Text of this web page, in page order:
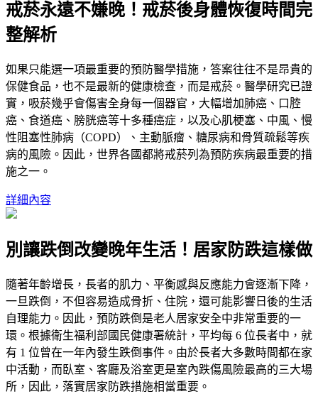
戒菸永遠不嫌晚！戒菸後身體恢復時間完
整解析
如果只能選一項最重要的預防醫學措施，答案往往不是昂貴的
保健食品，也不是最新的健康檢查，而是戒菸。醫學研究已證
實，吸菸幾乎會傷害全身每一個器官，大幅增加肺癌、口腔
癌、食道癌、膀胱癌等十多種癌症，以及心肌梗塞、中風、慢
性阻塞性肺病（COPD）、主動脈瘤、糖尿病和骨質疏鬆等疾
病的風險。因此，世界各國都將戒菸列為預防疾病最重要的措
施之一。
詳細內容
別讓跌倒改變晚年生活！居家防跌這樣做
隨著年齡增長，長者的肌力、平衡感與反應能力會逐漸下降，
一旦跌倒，不但容易造成骨折、住院，還可能影響日後的生活
自理能力。因此，預防跌倒是老人居家安全中非常重要的一
環。根據衛生福利部國民健康署統計，平均每 6 位長者中，就
有 1 位曾在一年內發生跌倒事件。由於長者大多數時間都在家
中活動，而臥室、客廳及浴室更是室內跌傷風險最高的三大場
所，因此，落實居家防跌措施相當重要。